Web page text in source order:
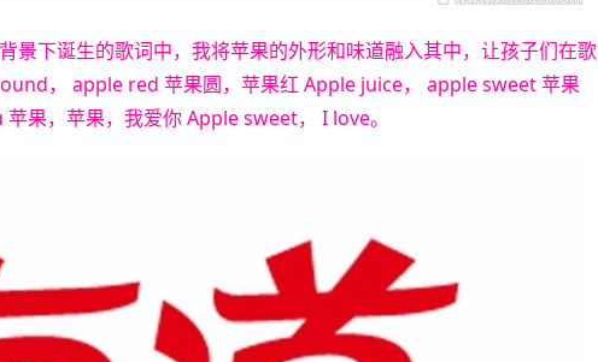
景下诞生的歌词中，我将苹果的外形和味道融入其中，让孩子们在歌
， apple red 苹果圆，苹果红 Apple juice， apple sweet 苹果
果，苹果，我爱你 Apple sweet， I love。